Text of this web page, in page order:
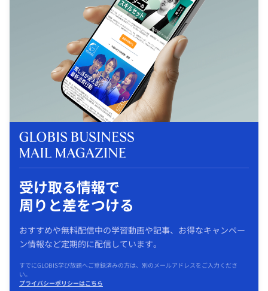
受け取る情報で
周りと差をつける
おすすめや無料配信中の学習動画や記事、お得なキャンペー
ン情報など定期的に配信しています。
すでにGLOBIS学び放題へご登録済みの方は、別のメールアドレスをご入力くださ
い。
プライバシーポリシーはこちら